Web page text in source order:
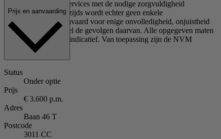
door Kolpa Rental Services met de nodige zorgvuldigheid
samengesteld. Onzerzijds wordt echter geen enkele
aansprakelijkheid aanvaard voor enige onvolledigheid, onjuistheid
of anderszins, dan wel de gevolgen daarvan. Alle opgegeven maten
en oppervlakten zijn indicatief. Van toepassing zijn de NVM
voorwaarden.
Prijs en aanvaarding
Status
Onder optie
Prijs
€ 3.600 p.m.
Adres
Baan 46 T
Postcode
3011 CC